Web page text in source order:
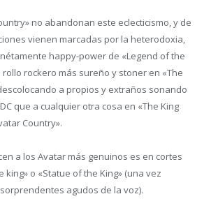
no abandonan este eclecticismo, y de
vienen marcadas por la heterodoxia,
happy-power de «Legend of the
rollo rockero más sureño y stoner en «The
a propios y extraños sonando
que a cualquier otra cosa en «The King
Country».
a los Avatar más genuinos es en cortes
king» o «Statue of the King» (una vez
agudos de la voz).